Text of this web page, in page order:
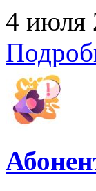
4 июля